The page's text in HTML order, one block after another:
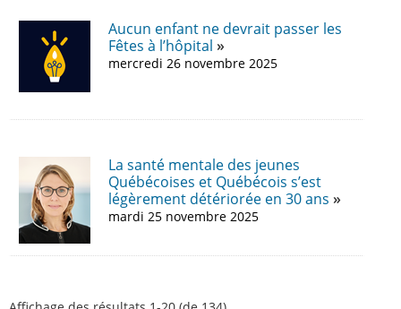
Aucun enfant ne devrait passer les
Fêtes à l’hôpital
mercredi 26 novembre 2025
La santé mentale des jeunes
Québécoises et Québécois s’est
légèrement détériorée en 30 ans
mardi 25 novembre 2025